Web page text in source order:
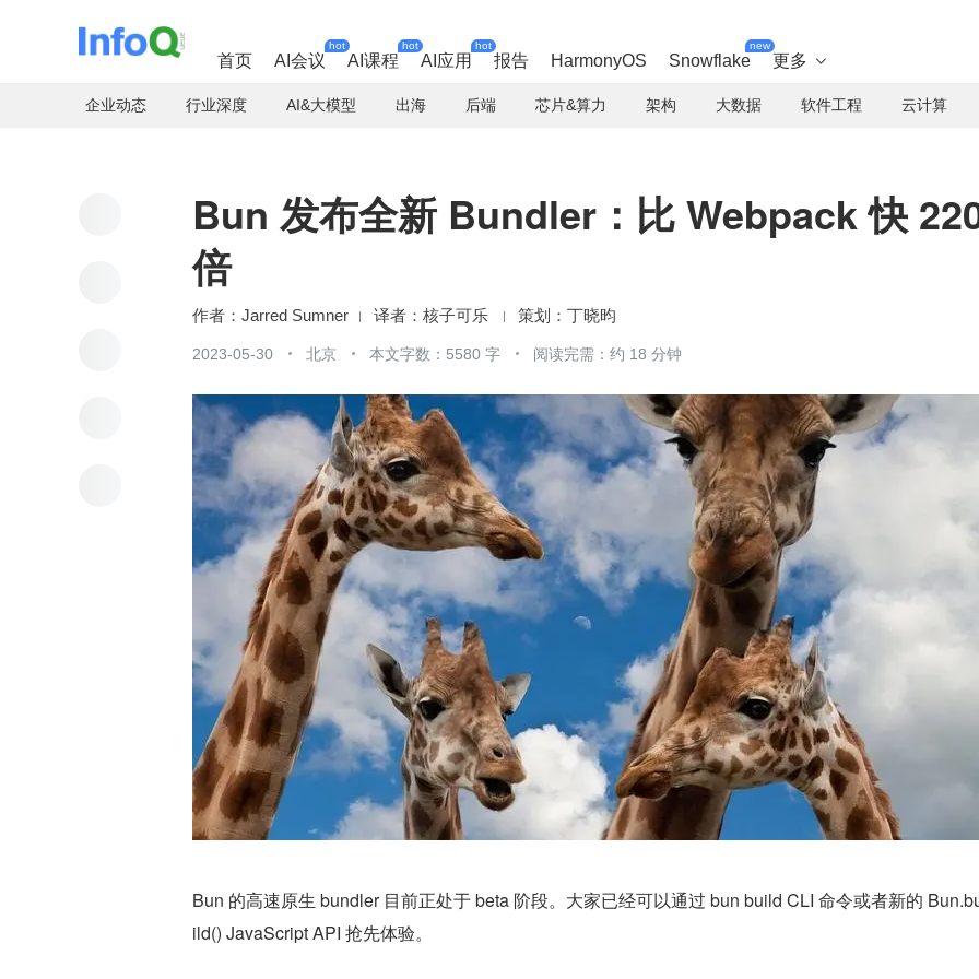
首页 AI会议
hot
AI课程
hot
AI应用
hot
报告 HarmonyOS Snowflake
new
更多 
企业动态 行业深度 AI&大模型 出海 后端 芯片&算力 架构 大数据 软件工程 云计算
Bun 发布全新 Bundler：比 Webpack 快
倍
作者：Jarred Sumner 核子可乐 丁晓昀
2023-05-30 北京 本文字数：5580 字 阅读完需：约 18 分钟
Bun 的高速原生 bundler 目前正处于 beta 阶段。大家已经可以通过 bun build CLI 命令或者新的
ild() JavaScript API 抢先体验。